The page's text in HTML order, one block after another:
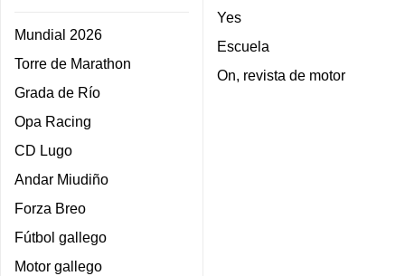
Mundial 2026
Torre de Marathon
Grada de Río
Opa Racing
CD Lugo
Andar Miudiño
Forza Breo
Fútbol gallego
Motor gallego
Yes
Escuela
On, revista de motor